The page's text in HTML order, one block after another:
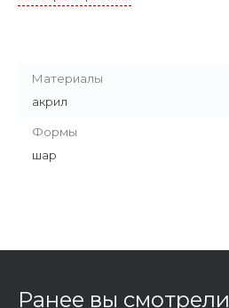
Материалы
акрил
Формы
шар
Ранее вы смотрели